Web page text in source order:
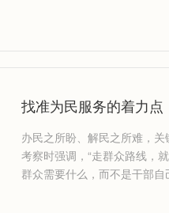
找准为民服务的着力点
办民之所盼、解民之所难，
考察时强调，“走群众路线，
群众需要什么，而不是干部自